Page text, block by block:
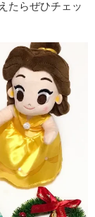
たらぜひチェッ